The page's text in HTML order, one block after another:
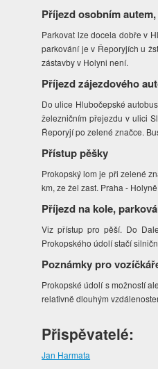
Příjezd osobním
Parkovat lze docela dobře v
parkování je v Řeporyjích u
zástavby v Holyni není.
Příjezd zájezdového
Do ulice Hlubočepské
železničním přejezdu v ulici
Řeporyjí po zelené značce.
Přístup pěšky
Prokopský lom je při zelené
km, ze žel zast. Praha -
Příjezd na kole,
Viz přístup pro pěší. Do
Prokopského údolí stačí
Poznámky pro
Prokopské údolí s možností
relativně dlouhým
Přispěvatelé:
Jan Harmata